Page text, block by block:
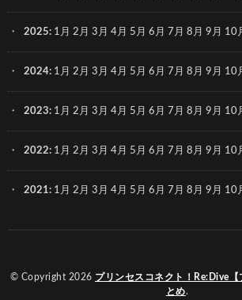
2025: 1月 2月 3月 4月 5月 6月 7月 8月 9月 10
2024: 1月 2月 3月 4月 5月 6月 7月 8月 9月 10
2023: 1月 2月 3月 4月 5月 6月 7月 8月 9月 10
2022: 1月 2月 3月 4月 5月 6月 7月 8月 9月 10
2021: 1月 2月 3月 4月 5月 6月 7月 8月 9月 10
© Copyright 2026 プリンセスコネクト！Re:Dive【
とめ.